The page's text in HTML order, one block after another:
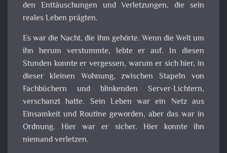
den Enttäuschungen und Verletzungen, die sein
reales Leben prägten.
Es war die Nacht, die ihm gehörte. Wenn die Welt um
ihn herum verstummte, lebte er auf. In diesen
Stunden konnte er vergessen, warum er sich hier, in
dieser kleinen Wohnung, zwischen Stapeln von
Fachbüchern und blinkenden Server-Lichtern,
verschanzt hatte. Sein Leben war ein Netz aus
Einsamkeit und Routine geworden, aber das war in
Ordnung. Hier war er sicher. Hier konnte ihn
niemand verletzen.